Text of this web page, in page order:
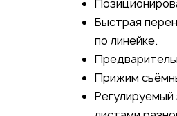
Быстрая
по линейке.
Прижим